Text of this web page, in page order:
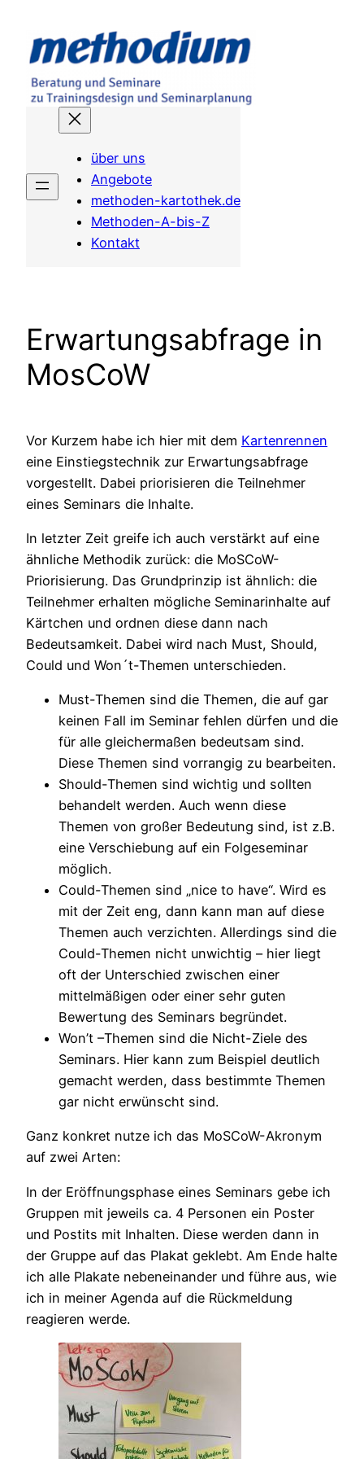
Inhalt
springen
über uns
Angebote
methoden-kartothek.de
Methoden-A-bis-Z
Kontakt
Erwartungsabfrage in
MosCoW
Vor Kurzem habe ich hier mit dem Kartenrennen
eine Einstiegstechnik zur Erwartungsabfrage
vorgestellt. Dabei priorisieren die Teilnehmer
eines Seminars die Inhalte.
In letzter Zeit greife ich auch verstärkt auf eine
ähnliche Methodik zurück: die MoSCoW-
Priorisierung. Das Grundprinzip ist ähnlich: die
Teilnehmer erhalten mögliche Seminarinhalte auf
Kärtchen und ordnen diese dann nach
Bedeutsamkeit. Dabei wird nach Must, Should,
Could und Won´t-Themen unterschieden.
Must-Themen sind die Themen, die auf gar
keinen Fall im Seminar fehlen dürfen und die
für alle gleichermaßen bedeutsam sind.
Diese Themen sind vorrangig zu bearbeiten.
Should-Themen sind wichtig und sollten
behandelt werden. Auch wenn diese
Themen von großer Bedeutung sind, ist z.B.
eine Verschiebung auf ein Folgeseminar
möglich.
Could-Themen sind „nice to have“. Wird es
mit der Zeit eng, dann kann man auf diese
Themen auch verzichten. Allerdings sind die
Could-Themen nicht unwichtig – hier liegt
oft der Unterschied zwischen einer
mittelmäßigen oder einer sehr guten
Bewertung des Seminars begründet.
Won’t –Themen sind die Nicht-Ziele des
Seminars. Hier kann zum Beispiel deutlich
gemacht werden, dass bestimmte Themen
gar nicht erwünscht sind.
Ganz konkret nutze ich das MoSCoW-Akronym
auf zwei Arten:
In der Eröffnungsphase eines Seminars gebe ich
Gruppen mit jeweils ca. 4 Personen ein Poster
und Postits mit Inhalten. Diese werden dann in
der Gruppe auf das Plakat geklebt. Am Ende halte
ich alle Plakate nebeneinander und führe aus, wie
ich in meiner Agenda auf die Rückmeldung
reagieren werde.